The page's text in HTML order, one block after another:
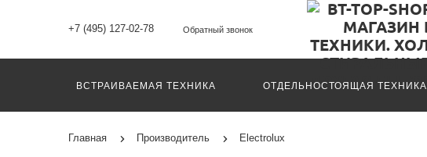
+7 (495) 127-02-78 Обратный звонок
ВСТРАИВАЕМАЯ ТЕХНИКА ОТДЕЛЬНОСТОЯЩАЯ ТЕХНИКА
Главная Производитель Electrolux